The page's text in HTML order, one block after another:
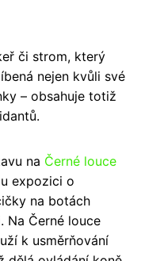
či strom, který
nejen kvůli své
– obsahuje totiž
na Černé louce
expozici o
na botách
Na Černé louce
k usměrňování